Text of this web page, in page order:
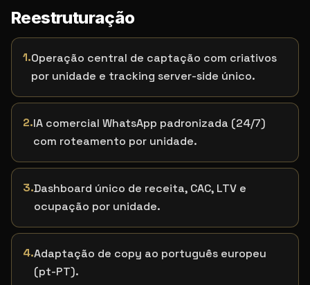
Reestruturação
1.Operação central de captação com criativos
por unidade e tracking server-side único.
2.IA comercial WhatsApp padronizada (24/7)
com roteamento por unidade.
3.Dashboard único de receita, CAC, LTV e
ocupação por unidade.
4.Adaptação de copy ao português europeu
(pt-PT).